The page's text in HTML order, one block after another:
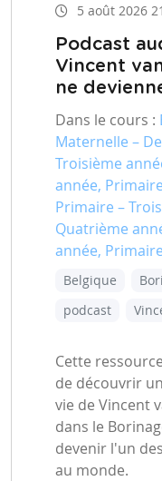
5 août 2026
Podcast
Vincent
ne
Dans le cours :
Maternelle –
Troisième
année,
Primaire –
Quatrième
année,
Belgique
podcast
Cette
de découvrir
vie de Vincent
dans le
devenir l'un
au monde.